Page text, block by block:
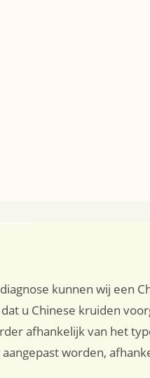
kunnen wij een
u Chinese kruiden
afhankelijk van het
worden,